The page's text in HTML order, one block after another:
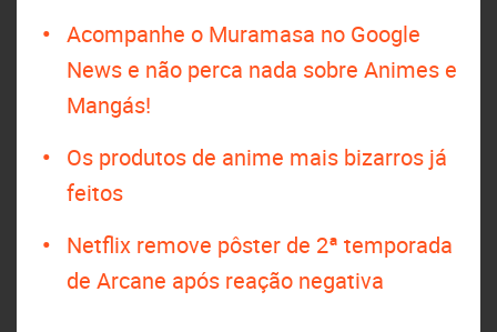
Acompanhe o Muramasa no Google
News e não perca nada sobre Animes e
Mangás!
Os produtos de anime mais bizarros já
feitos
Netflix remove pôster de 2ª temporada
de Arcane após reação negativa